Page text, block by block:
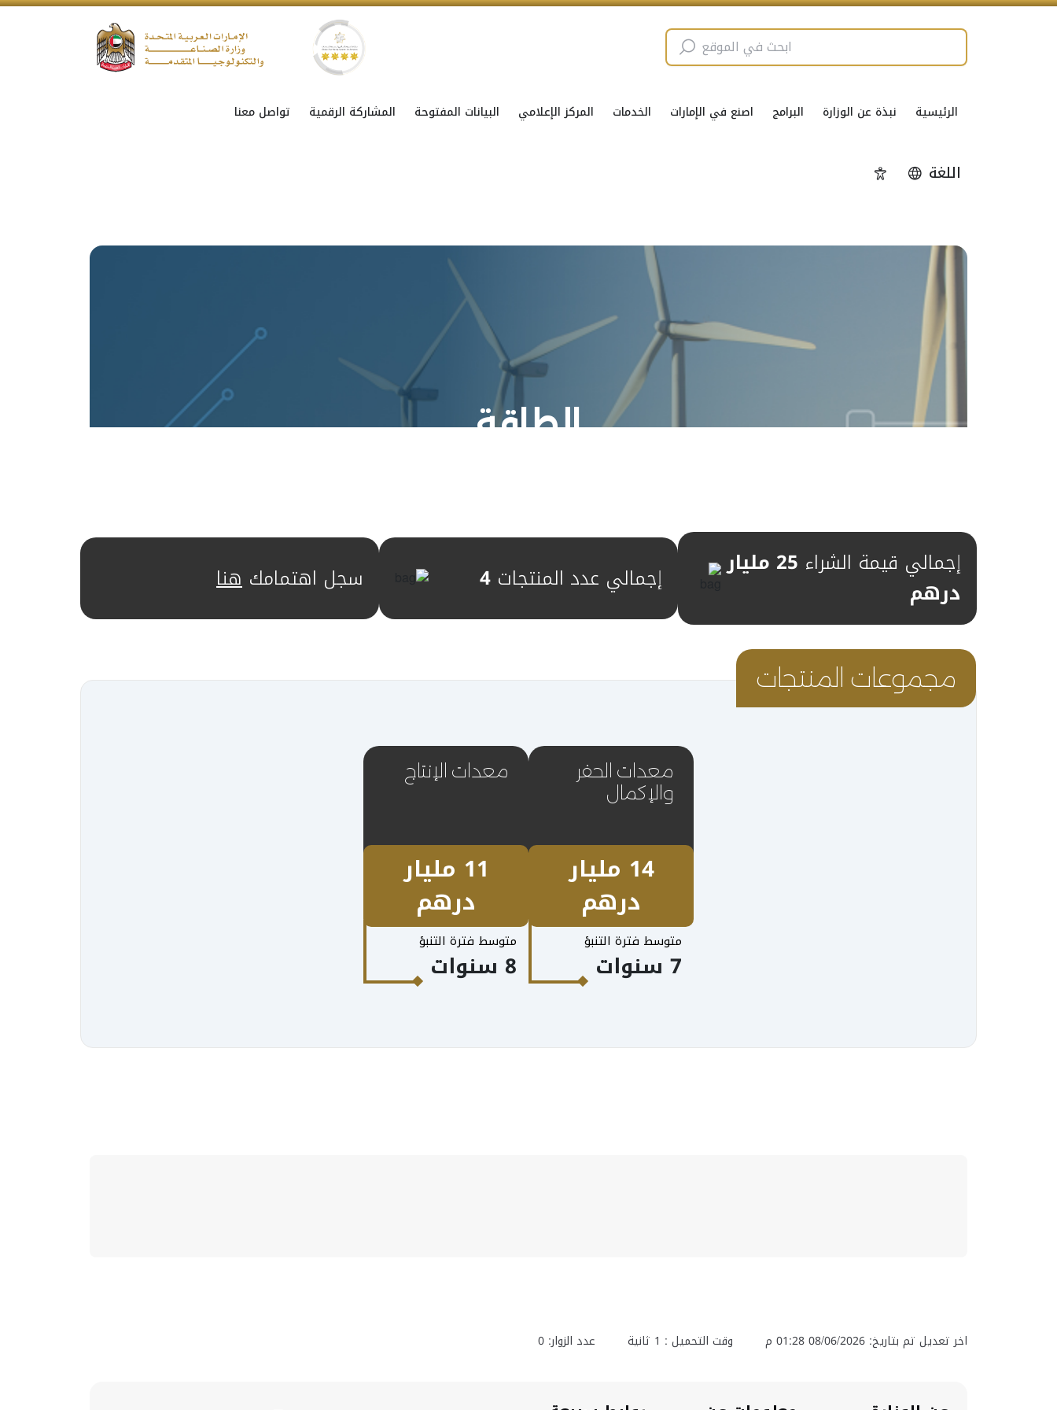
الرئيسية نبذة عن الوزارة البرامج اصنع في الإمارات الخدمات المركز الإعلامي البيانات المفتوحة المشاركة الرقمية تواصل معنا
اللغة إمكانية الوصول
الطاقة
إجمالي قيمة الشراء
25 مليار
درهم
إجمالي عدد المنتجات 4 سجل اهتمامك هنا
مجموعات المنتجات
معدات الحفر
والإكمال
14 مليار
درهم
متوسط فترة التنبؤ
7 سنوات
معدات الإنتاج
11 مليار
درهم
متوسط فترة التنبؤ
8 سنوات
اخر تعديل تم بتاريخ: 08/06/2026 01:28 م وقت التحميل : 1 ثانية عدد الزوار: 0